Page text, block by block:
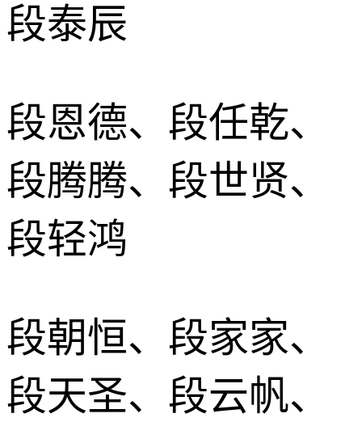
段泰辰
段恩德、段任乾、
段腾腾、段世贤、
段轻鸿
段朝恒、段家家、
段天圣、段云帆、